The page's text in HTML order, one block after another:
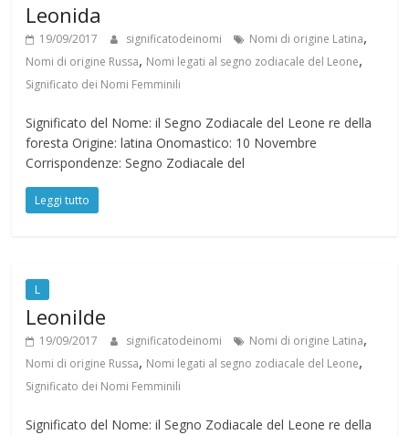
Leonida
19/09/2017 significatodeinomi Nomi di origine Latina,
Nomi di origine Russa, Nomi legati al segno zodiacale del Leone,
Significato dei Nomi Femminili
Significato del Nome: il Segno Zodiacale del Leone re della
foresta Origine: latina Onomastico: 10 Novembre
Corrispondenze: Segno Zodiacale del
Leggi tutto
L
Leonilde
19/09/2017 significatodeinomi Nomi di origine Latina,
Nomi di origine Russa, Nomi legati al segno zodiacale del Leone,
Significato dei Nomi Femminili
Significato del Nome: il Segno Zodiacale del Leone re della